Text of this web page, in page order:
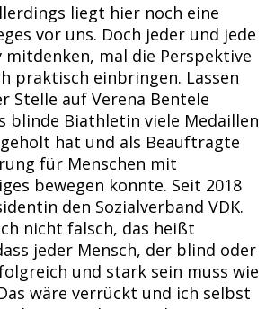
liegt hier noch eine
vor uns. Doch jeder und jede
mal die Perspektive
praktisch einbringen. Lassen
Stelle auf Verena Bentele
blinde Biathletin viele Medaillen
hat und als Beauftragte
für Menschen mit
bewegen konnte. Seit 2018
den Sozialverband VDK.
nicht falsch, das heißt
jeder Mensch, der blind oder
und stark sein muss wie
wäre verrückt und ich selbst